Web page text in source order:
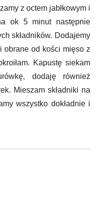
z octem jabłkowym i
ok 5 minut następnie
składników. Dodajemy
obrane od kości mięso z
Kapustę siekam
dodaję również
Mieszam składniki na
wszystko dokładnie i